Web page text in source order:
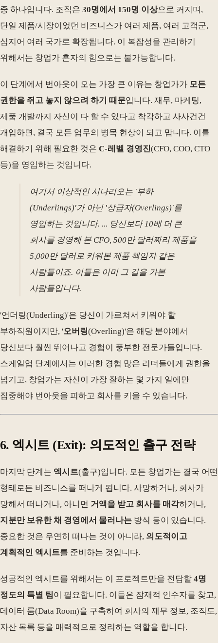
중 하나입니다. 조직은 30명에서 150명 이상으로 커지며,
단일 제품/시장이었던 비즈니스가 여러 제품, 여러 고객군,
심지어 여러 국가로 확장됩니다. 이 복잡성을 관리하기
위해서는 창업가 혼자의 힘으로는 불가능합니다.
이 단계에서 번아웃이 오는 가장 큰 이유는 창업가가 모든
권한을 쥐고 놓지 않으려 하기 때문입니다. 재무, 마케팅,
제품 개발까지 자신이 다 할 수 있다고 착각하고 사사건건
개입하면, 결국 모든 업무의 병목 현상이 되고 맙니다. 이를
해결하기 위해 필요한 것은 C-레벨 경영진(CFO, COO, CTO
등)을 영입하는 것입니다.
여기서 이상적인 시나리오는 '부하
(Underlings)'가 아닌 '상급자(Overlings)'를
영입하는 것입니다. ... 당신보다 10배 더 큰
회사를 경영해 본 CFO, 500만 달러짜리 제품을
5,000만 달러로 키워본 제품 책임자 같은
사람들이죠. 이들은 이미 그 길을 가본
사람들입니다.
'언더링(Underling)'은 당신이 가르쳐서 키워야 할
부하직원이지만, '오버링(Overling)'은 해당 분야에서
당신보다 훨씬 뛰어나고 경험이 풍부한 전문가들입니다.
스케일업 단계에서는 이러한 경험 많은 리더들에게 권한을
넘기고, 창업가는 자신이 가장 잘하는 몇 가지 일에만
집중해야 번아웃을 피하고 회사를 키울 수 있습니다.
6. 엑시트 (Exit): 의도적인 출구 전략
마지막 단계는 엑시트(출구)입니다. 모든 창업가는 결국 어떤
형태로든 비즈니스를 떠나게 됩니다. 사망하거나, 회사가
망해서 떠나거나, 아니면 거액을 받고 회사를 매각하거나,
지분만 보유한 채 경영에서 물러나는 방식 등이 있습니다.
중요한 것은 우연히 떠나는 것이 아니라, 의도적이고
계획적인 엑시트를 준비하는 것입니다.
성공적인 엑시트를 위해서는 이 프로젝트만을 전담할 4명
정도의 특별 팀이 필요합니다. 이들은 잠재적 인수자를 찾고,
데이터 룸(Data Room)을 구축하여 회사의 재무 정보, 조직도,
자산 목록 등을 매력적으로 정리하는 역할을 합니다.